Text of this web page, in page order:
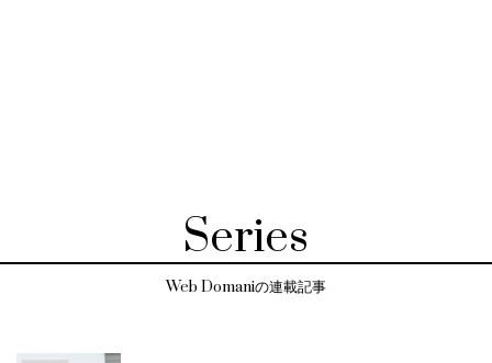
Series
Web Domaniの連載記事